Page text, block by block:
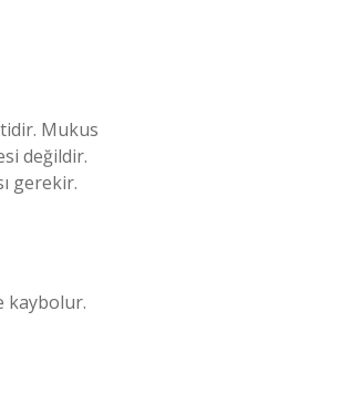
Mukus
değildir.
gerekir.
kaybolur.